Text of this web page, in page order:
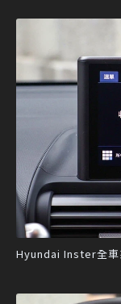
Hyundai Inster全車